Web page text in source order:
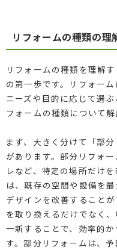
リフォームの種類の理
リフォームの種類を理解
の第一歩です。リフォー
ニーズや目的に応じて選
フォームの種類について解
まず、大きく分けて「部
があります。部分リフォ
レなど、特定の場所だけ
は、既存の空間や設備を
デザインを改善すること
を取り換えるだけでなく
一新することで、効率的
す。部分リフォームは、